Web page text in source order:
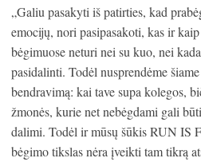
„Galiu pasakyti iš patirties, kad
emocijų, nori pasipasakoti, kas ir
bėgimuose neturi nei su kuo, nei
pasidalinti. Todėl nusprendėme
bendravimą: kai tave supa kolegos,
žmonės, kurie net nebėgdami gali
dalimi. Todėl ir mūsų šūkis RUN IS
bėgimo tikslas nėra įveikti tam tikrą